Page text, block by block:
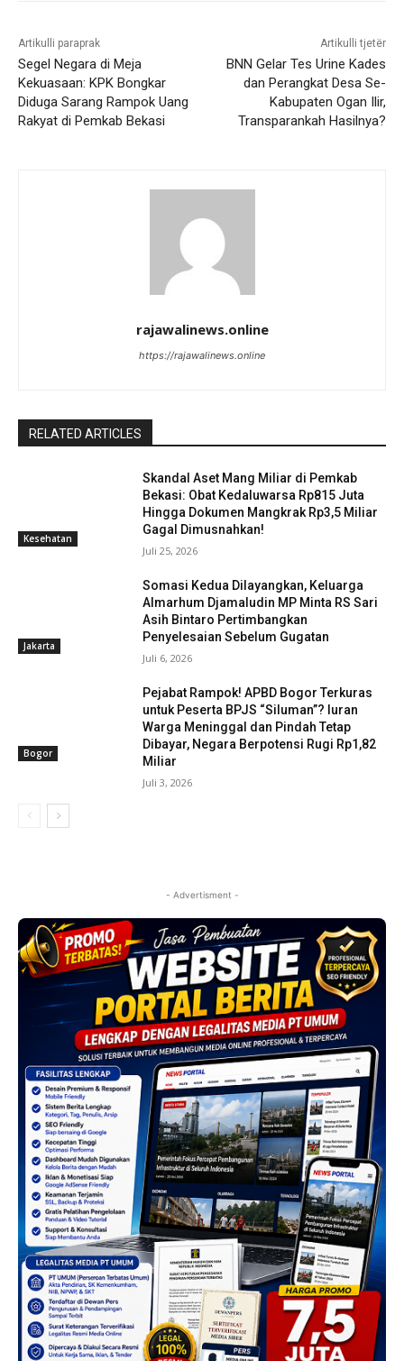
Artikulli paraprak
Segel Negara di Meja
Kekuasaan: KPK Bongkar
Diduga Sarang Rampok Uang
Rakyat di Pemkab Bekasi
Artikulli tjetër
BNN Gelar Tes Urine Kades
dan Perangkat Desa Se-
Kabupaten Ogan Ilir,
Transparankah Hasilnya?
rajawalinews.online
https://rajawalinews.online
RELATED ARTICLES
Kesehatan
Skandal Aset Mang Miliar di Pemkab
Bekasi: Obat Kedaluwarsa Rp815 Juta
Hingga Dokumen Mangkrak Rp3,5 Miliar
Gagal Dimusnahkan!
Juli 25, 2026
Jakarta
Somasi Kedua Dilayangkan, Keluarga
Almarhum Djamaludin MP Minta RS Sari
Asih Bintaro Pertimbangkan
Penyelesaian Sebelum Gugatan
Juli 6, 2026
Bogor
Pejabat Rampok! APBD Bogor Terkuras
untuk Peserta BPJS “Siluman”? Iuran
Warga Meninggal dan Pindah Tetap
Dibayar, Negara Berpotensi Rugi Rp1,82
Miliar
Juli 3, 2026
- Advertisment -